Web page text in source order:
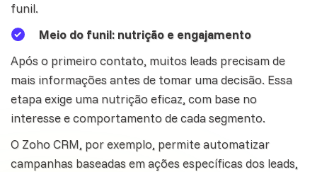
funil.
Meio do funil: nutrição e engajamento
Após o primeiro contato, muitos leads precisam de
mais informações antes de tomar uma decisão. Essa
etapa exige uma nutrição eficaz, com base no
interesse e comportamento de cada segmento.
O Zoho CRM, por exemplo, permite automatizar
campanhas baseadas em ações específicas dos leads,